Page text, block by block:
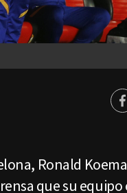
Ronald
que su equipo